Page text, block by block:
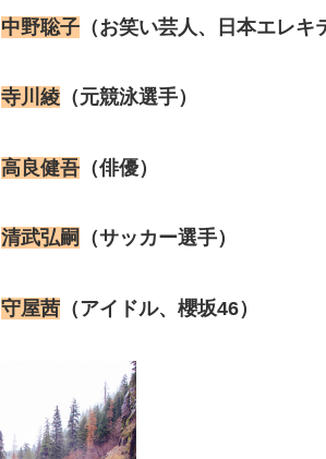
中野聡子 （お笑い芸人、日本エレキ
寺川綾 （元競泳選手）
高良健吾 （俳優）
清武弘嗣 （サッカー選手）
守屋茜 （アイドル、櫻坂46）